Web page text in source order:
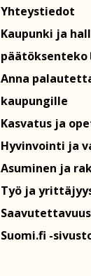
Yhteystiedot
Kaupunki ja
päätöksenteko
Anna
kaupungille
Kasvatus ja
Hyvinvointi ja
Asuminen ja
Työ ja
Suomi.fi -